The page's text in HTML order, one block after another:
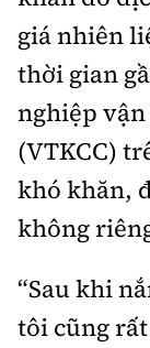
Thi viết về
Thế giới giao
Thế giới xây
Khám phá
Lối sống
Ẩm thực
Video
Thời sự
Khám phá
Camera giao
Câu chuyện
Giải trí - Thể
Cơ quan chủ
Tòa soạn: Số
Hà Nội.
giá nhiên
thời gian
nghiệp
(VTKCC)
khó khăn,
không
“Sau khi
tôi cũng